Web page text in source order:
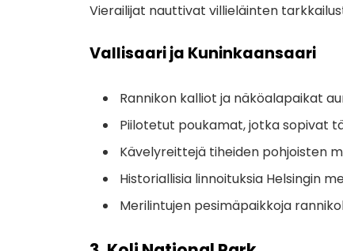
Vierailijat nauttivat villieläinten
Vallisaari ja Kuninkaansaari
Rannikon kalliot ja näköalapaikat
Piilotetut poukamat, jotka sopivat
Kävelyreittejä tiheiden pohjoisten
Historiallisia linnoituksia Helsingin
Merilintujen pesimäpaikkoja